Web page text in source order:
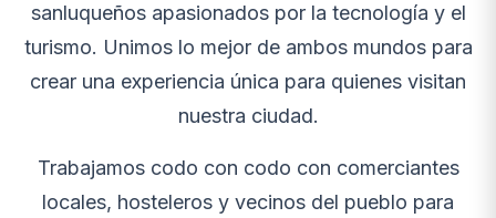
sanluqueños apasionados por la tecnología y el
turismo. Unimos lo mejor de ambos mundos para
crear una experiencia única para quienes visitan
nuestra ciudad.
Trabajamos codo con codo con comerciantes
locales, hosteleros y vecinos del pueblo para